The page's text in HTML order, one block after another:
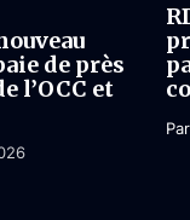
de près
l’OCC et
Par